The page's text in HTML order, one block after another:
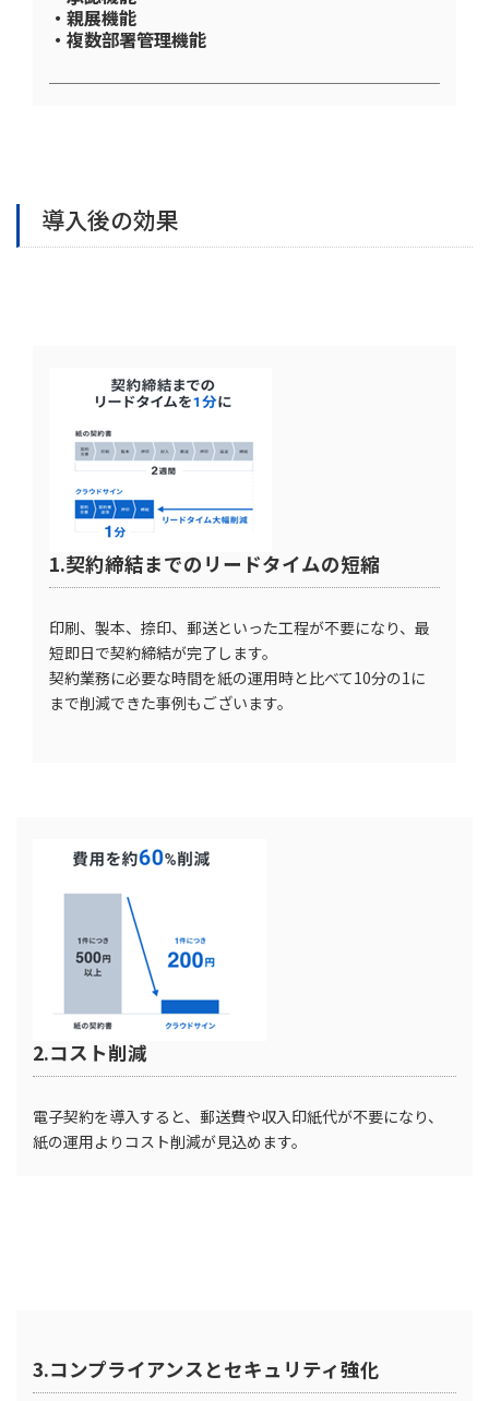
・親展機能
・複数部署管理機能
導入後の効果
1.契約締結までのリードタイムの短縮
印刷、製本、捺印、郵送といった工程が不要になり、最
短即日で契約締結が完了します。
契約業務に必要な時間を紙の運用時と比べて10分の1に
まで削減できた事例もございます。
2.コスト削減
電子契約を導入すると、郵送費や収入印紙代が不要になり、
紙の運用よりコスト削減が見込めます。
3.コンプライアンスとセキュリティ強化